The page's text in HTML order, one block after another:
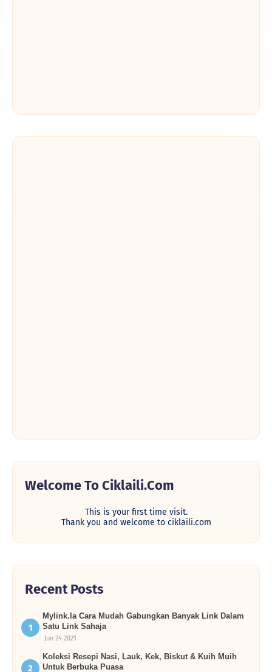
Welcome To Ciklaili.com
This is your first time visit.
Thank you and welcome to ciklaili.com
Recent Posts
Mylink.la Cara Mudah Gabungkan Banyak Link Dalam
Satu Link Sahaja
Jun 24 2021
Koleksi Resepi Nasi, Lauk, Kek, Biskut & Kuih Muih
Untuk Berbuka Puasa